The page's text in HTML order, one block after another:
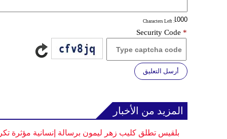
: Characters Left
Security Code *
أرسل التعليق
المزيد من الأخبار
بلقيس تطلق كليب زهر ليمون برسالة إنسانية مؤثرة